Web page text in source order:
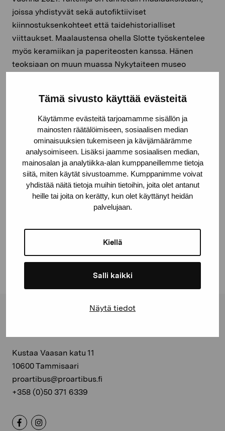
Tämä sivusto käyttää evästeitä
Käytämme evästeitä tarjoamamme sisällön ja
mainosten räätälöimiseen, sosiaalisen median
ominaisuuksien tukemiseen ja kävijämäärämme
analysoimiseen. Lisäksi jaamme sosiaalisen median,
mainosalan ja analytiikka-alan kumppaneillemme tietoja
siitä, miten käytät sivustoamme. Kumppanimme voivat
yhdistää näitä tietoja muihin tietoihin, joita olet antanut
heille tai joita on kerätty, kun olet käyttänyt heidän
palvelujaan.
Kiellä
Salli kaikki
Näytä tiedot
joissa yhdistyvät sekä autofiktiiviset
kiinnostuksenkohteet että taidehistorialliset
viittaukset. Maalaustensa ohella Slotte työskentelee
myös keramiikan ja paperiteosten kanssa. Hänen
teoksiaan on muun muassa Nykytaiteen museo
Wihurin rahaston ja K.H. Renlundin museon
kokoelmissa. Slotte on Taidemaalariliiton jäsen.
Tessa Bambergtoimii pistekirjoitusvastaavana
Förbundet Finlands svenska synskadade (FSS) -
yhdistyksessä.
Kustaa Vaasan katu 11
10600 Tammisaari
proartibus@proartibus.fi
+358 (0)50 371 6339